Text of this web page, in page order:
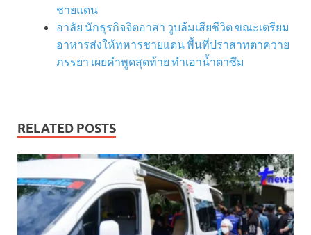
ชายแดน
อาลัย นักธุรกิจจิตอาสา วูบล้มเสียชีวิต ขณะเตรียม
อาหารส่งให้ทหารชายแดน พื้นที่ปราสาทตาควาย
ภรรยา เผยคำพูดสุดท้าย ทำเอาน้ำตาซึม
RELATED POSTS